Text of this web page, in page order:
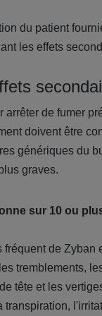
du patient
les effets
arrêter de fumer
doivent être
génériques du
graves.
sur 10 ou
de Zyban
tremblements,
tête et les
transpiration,